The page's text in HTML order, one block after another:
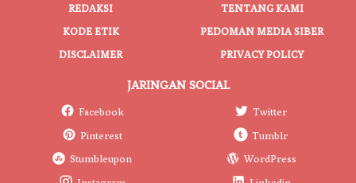
REDAKSI
TENTANG KAMI
KODE ETIK
PEDOMAN MEDIA SIBER
DISCLAIMER
PRIVACY POLICY
JARINGAN SOCIAL
Facebook
Twitter
Pinterest
Tumblr
Stumbleupon
WordPress